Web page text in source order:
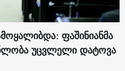
ფაშინიანმა
უცვლელი დატოვა